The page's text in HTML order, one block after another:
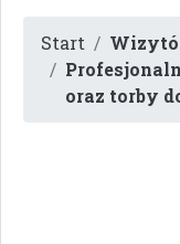
Start
oraz torby